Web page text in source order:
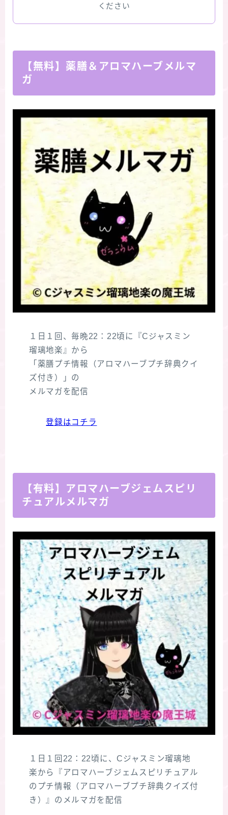
ください
【無料】薬膳＆アロマハーブメルマ
ガ
１日１回、毎晩22：22頃に『Cジャスミン
瑠璃地楽』から
「薬膳プチ情報（アロマハーブプチ辞典クイ
ズ付き）」の
メルマガを配信
登録はコチラ
【有料】アロマハーブジェムスピリ
チュアルメルマガ
１日１回22：22頃に、Cジャスミン瑠璃地
楽から『アロマハーブジェムスピリチュアル
のプチ情報（アロマハーブプチ辞典クイズ付
き）』のメルマガを配信